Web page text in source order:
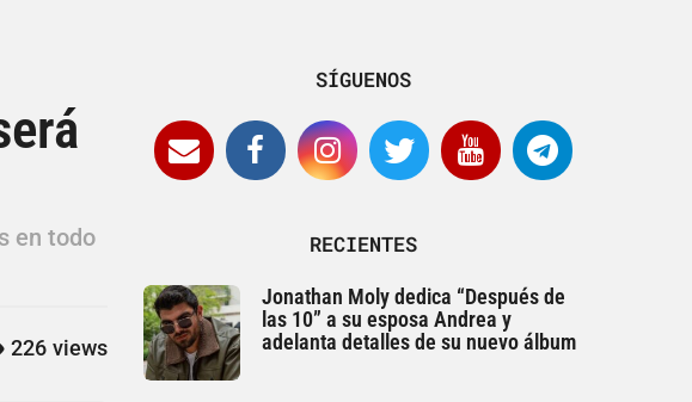
en todo
226 views
SÍGUENOS
RECIENTES
Jonathan Moly dedica “Después de
las 10” a su esposa Andrea y
adelanta detalles de su nuevo álbum